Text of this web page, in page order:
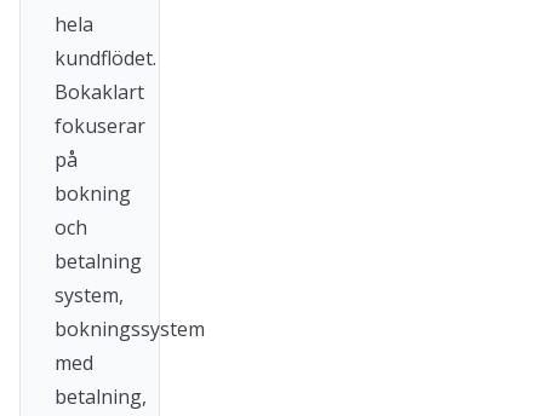
hela
kundflödet.
Bokaklart
fokuserar
på
bokning
och
betalning
system,
bokningssystem
med
betalning,